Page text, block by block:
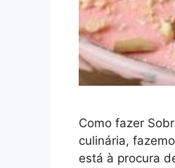
Como fazer
culinária,
está à procura